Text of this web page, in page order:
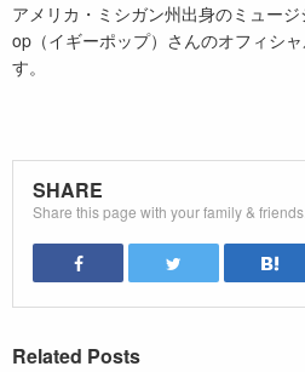
アメリカ・ミシガン州出身のミュー
op（イギーポップ）さんのオフィシ
す。
SHARE
Share this page with your family & friends.
Related Posts